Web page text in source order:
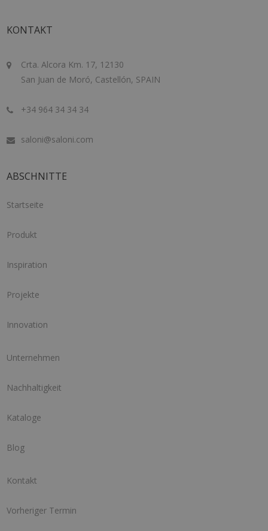
KONTAKT
Crta. Alcora Km. 17, 12130
San Juan de Moró, Castellón, SPAIN
+34 964 34 34 34
saloni@saloni.com
ABSCHNITTE
Startseite
Produkt
Inspiration
Projekte
Innovation
Unternehmen
Nachhaltigkeit
Kataloge
Blog
Kontakt
Vorheriger Termin